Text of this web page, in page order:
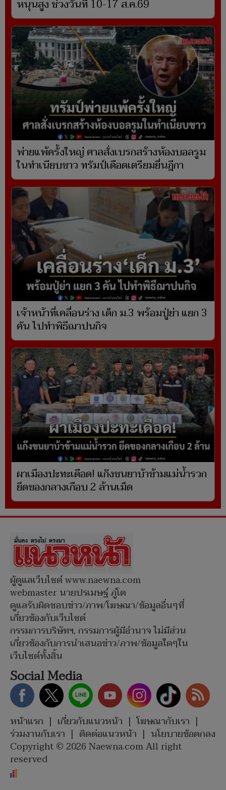
หนุนสูง ช่วงวันที่ 10-17 ส.ค.69
พ่ายแพ้ครั้งใหญ่ ศาลสั่งเบรกสร้างห้องบอลรูม
ในทำเนียบขาว ทรัมป์เดือดเตรียมยื่นฎีกา
เจ้าหน้าที่เคลื่อนร่าง เด็ก ม.3 พร้อมปู่ย่า แยก 3
คัน ไปทำพิธีฌาปนกิจ
ผาเมืองปะทะเดือด! แก๊งขนยาบ้าข้ามแม่น้ำรวก
ยึดของกลางเกือบ 2 ล้านเม็ด
ผู้ดูแลเว็บไซต์ www.naewna.com
webmaster นายปรเมษฐ์ ภู่โต
ดูแลรับผิดชอบข่าว/ภาพ/โฆษณา/ข้อมูลอื่นๆที่
เกี่ยวข้องกับเว็บไซต์
กรรมการบริษัทฯ, กรรมการผู้มีอำนาจ ไม่มีส่วน
เกี่ยวข้องกับการนำเสนอข่าว/ภาพ/ข้อมูลใดๆใน
เว็บไซต์ทั้งสิ้น
Social Media
หน้าแรก | เกี่ยวกับแนวหน้า | โฆษณากับเรา |
ร่วมงานกับเรา | ติดต่อแนวหน้า | นโยบายข้อตกลง
Copyright © 2026 Naewna.com All right
reserved